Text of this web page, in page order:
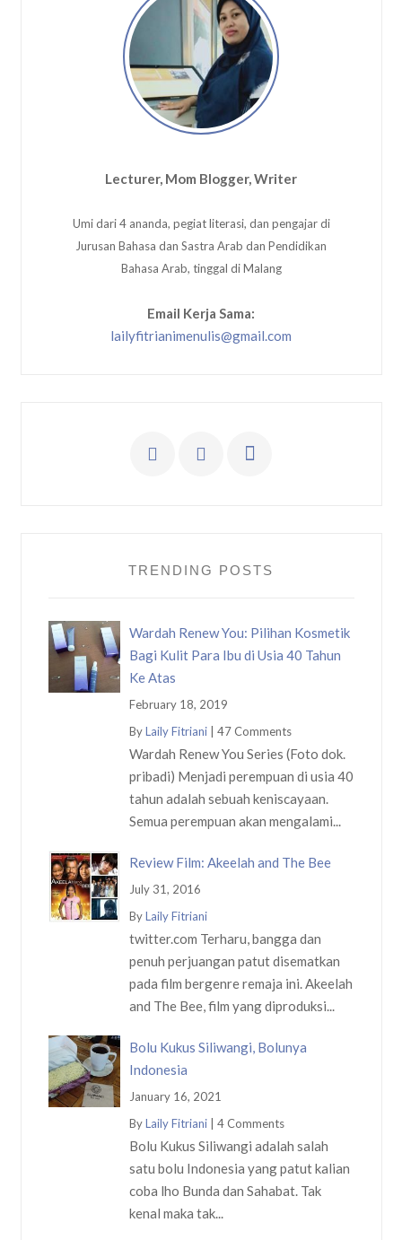
Lecturer, Mom Blogger, Writer
Umi dari 4 ananda, pegiat literasi, dan pengajar di
Jurusan Bahasa dan Sastra Arab dan Pendidikan
Bahasa Arab, tinggal di Malang
Email Kerja Sama:
lailyfitrianimenulis@gmail.com
TRENDING POSTS
Wardah Renew You: Pilihan Kosmetik
Bagi Kulit Para Ibu di Usia 40 Tahun
Ke Atas
February 18, 2019
ByLaily Fitriani| 47 Comments
Wardah Renew You Series (Foto dok.
pribadi) Menjadi perempuan di usia 40
tahun adalah sebuah keniscayaan.
Semua perempuan akan mengalami...
Review Film: Akeelah and The Bee
July 31, 2016
ByLaily Fitriani
twitter.com Terharu, bangga dan
penuh perjuangan patut disematkan
pada film bergenre remaja ini. Akeelah
and The Bee, film yang diproduksi...
Bolu Kukus Siliwangi, Bolunya
Indonesia
January 16, 2021
ByLaily Fitriani| 4 Comments
Bolu Kukus Siliwangi adalah salah
satu bolu Indonesia yang patut kalian
coba lho Bunda dan Sahabat. Tak
kenal maka tak...